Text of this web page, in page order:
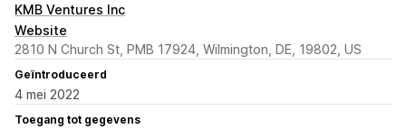
KMB Ventures Inc
Website
2810 N Church St, PMB 17924, Wilmington, DE, 19802, US
Geïntroduceerd
4 mei 2022
Toegang tot gegevens